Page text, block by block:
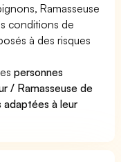
Ramasseuse
conditions de
à des risques
personnes
/ Ramasseuse de
adaptées à leur